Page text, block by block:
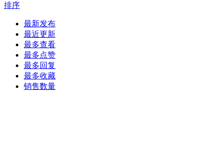
排序
最新发布
最近更新
最多查看
最多点赞
最多回复
最多收藏
销售数量